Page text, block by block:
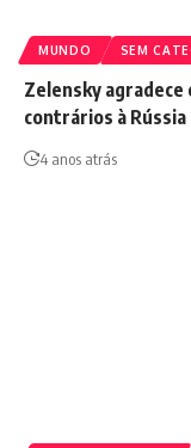
MUNDO SEM
Zelensky agradece
contrários à Rússia
4 anos atrás